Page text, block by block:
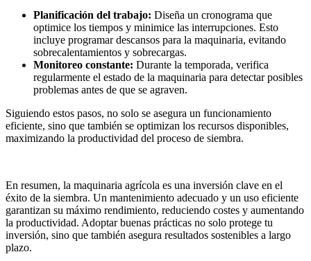
Planificación del trabajo: Diseña un cronograma que
optimice los tiempos y minimice las interrupciones. Esto
incluye programar descansos para la maquinaria, evitando
sobrecalentamientos y sobrecargas.
Monitoreo constante: Durante la temporada, verifica
regularmente el estado de la maquinaria para detectar posibles
problemas antes de que se agraven.
Siguiendo estos pasos, no solo se asegura un funcionamiento
eficiente, sino que también se optimizan los recursos disponibles,
maximizando la productividad del proceso de siembra.
En resumen, la maquinaria agrícola es una inversión clave en el
éxito de la siembra. Un mantenimiento adecuado y un uso eficiente
garantizan su máximo rendimiento, reduciendo costes y aumentando
la productividad. Adoptar buenas prácticas no solo protege tu
inversión, sino que también asegura resultados sostenibles a largo
plazo.